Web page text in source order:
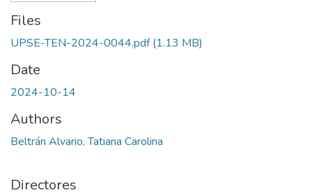
Files
UPSE-TEN-2024-0044.pdf(1.13 MB)
Date
2024-10-14
Authors
Beltrán Alvario, Tatiana Carolina
Directores